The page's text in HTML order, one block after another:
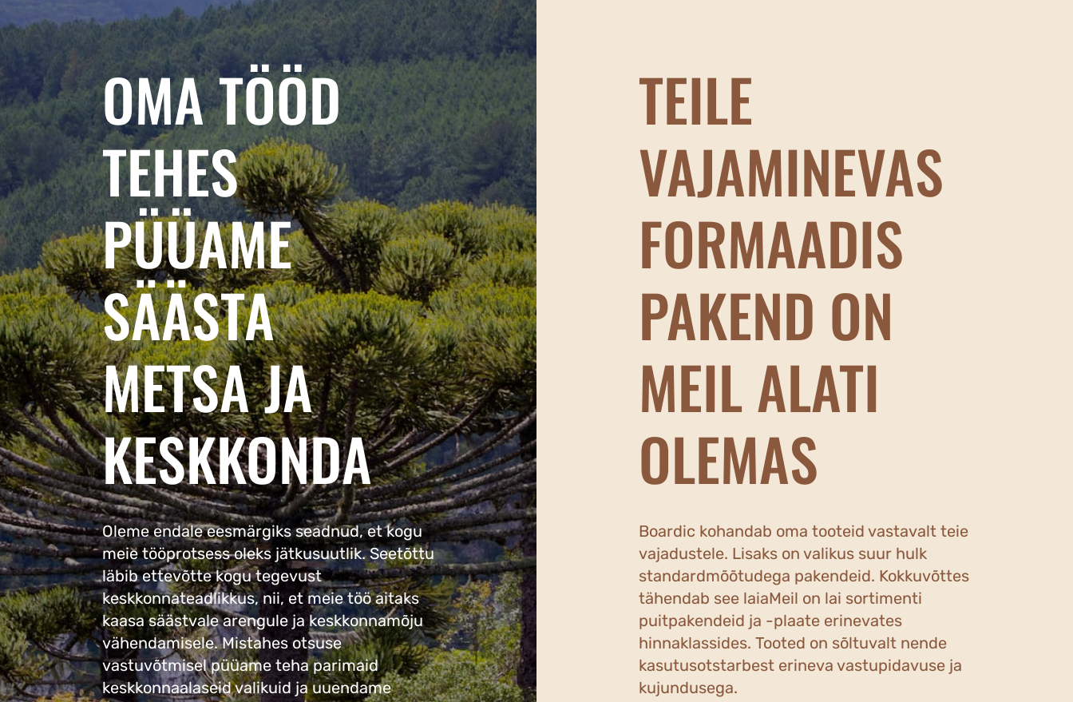
OMA TÖÖD
TEHES
PÜÜAME
SÄÄSTA
METSA JA
KESKKONDA
Oleme endale eesmärgiks seadnud, et kogu
meie tööprotsess oleks jätkusuutlik. Seetõttu
läbib ettevõtte kogu tegevust
keskkonnateadlikkus, nii, et meie töö aitaks
kaasa säästvale arengule ja keskkonnamõju
vähendamisele. Mistahes otsuse
vastuvõtmisel püüame teha parimaid
keskkonnaalaseid valikuid ja uuendame
TEILE
VAJAMINEVAS
FORMAADIS
PAKEND ON
MEIL ALATI
OLEMAS
Boardic kohandab oma tooteid vastavalt teie
vajadustele. Lisaks on valikus suur hulk
standardmõõtudega pakendeid. Kokkuvõttes
tähendab see laiaMeil on lai sortimenti
puitpakendeid ja -plaate erinevates
hinnaklassides. Tooted on sõltuvalt nende
kasutusotstarbest erineva vastupidavuse ja
kujundusega.